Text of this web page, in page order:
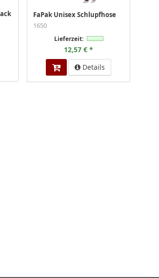
FaPak Unisex Schlupfhose
1650
Lieferzeit:
12,57 € *
Details